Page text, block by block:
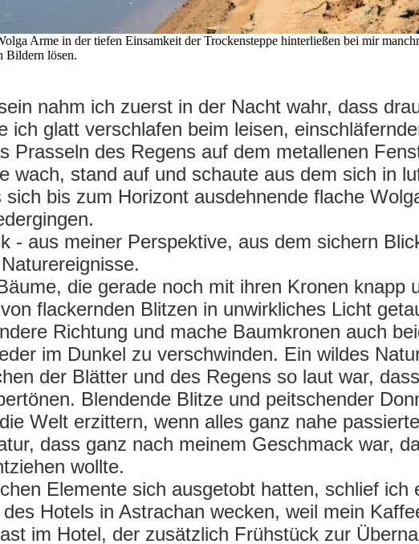
Arme in der tiefen Einsamkeit der Trockensteppe hinterließen bei mir
Bildern lösen.
nahm ich zuerst in der Nacht wahr, dass
ich glatt verschlafen beim leisen,
Prasseln des Regens auf dem metallenen
wach, stand auf und schaute aus dem sich in
bis zum Horizont ausdehnende flache
- aus meiner Perspektive, aus dem sichern
die gerade noch mit ihren Kronen knapp
flackernden Blitzen in unwirkliches Licht
Richtung und mache Baumkronen auch
im Dunkel zu verschwinden. Ein wildes
der Blätter und des Regens so laut war,
Blendende Blitze und peitschender
Welt erzittern, wenn alles ganz nahe
dass ganz nach meinem Geschmack war,
wollte.
Elemente sich ausgetobt hatten, schlief ich
Hotels in Astrachan wecken, weil mein
im Hotel, der zusätzlich Frühstück zur